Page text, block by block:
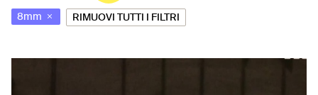
8mm RIMUOVI TUTTI I FILTRI